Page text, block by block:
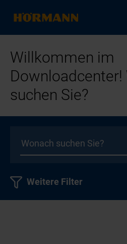
Willkommen im
Downloadcenter!
suchen Sie?
Weitere Filter